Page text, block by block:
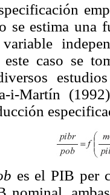
se estima una
este caso se
i-Martín
es el PIB per